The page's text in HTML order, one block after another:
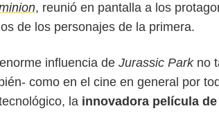
, reunió en pantalla a los
de los personajes de la primera.
influencia de Jurassic Parkno
como en el cine en general por
la innovadora película